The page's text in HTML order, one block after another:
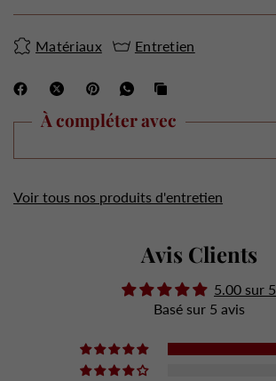
Matériaux Entretien
À compléter avec
Voir tous nos produits d'entretien
Avis Clients
5.00 sur 5
Basé sur 5 avis